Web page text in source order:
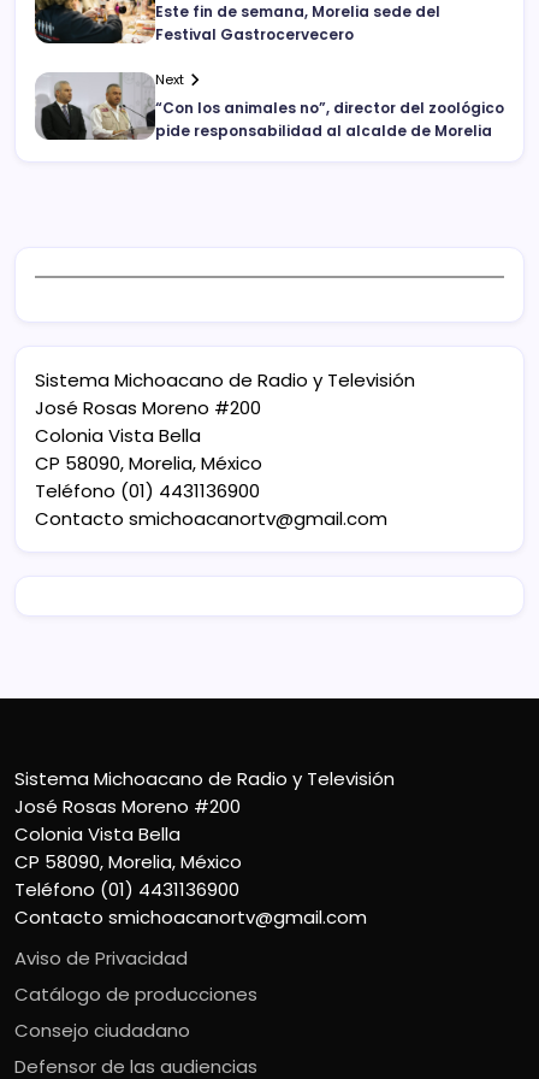
Este fin de semana, Morelia sede del
Festival Gastrocervecero
Next
“Con los animales no”, director del zoológico
pide responsabilidad al alcalde de Morelia
Sistema Michoacano de Radio y Televisión
José Rosas Moreno #200
Colonia Vista Bella
CP 58090, Morelia, México
Teléfono (01) 4431136900
Contacto smichoacanortv@gmail.com
Sistema Michoacano de Radio y Televisión
José Rosas Moreno #200
Colonia Vista Bella
CP 58090, Morelia, México
Teléfono (01) 4431136900
Contacto smichoacanortv@gmail.com
Aviso de Privacidad
Catálogo de producciones
Consejo ciudadano
Defensor de las audiencias